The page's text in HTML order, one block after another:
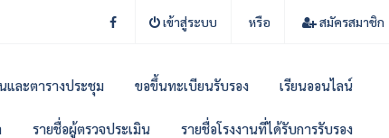
เข้าสู่ระบบ หรือ สมัครสมาชิก
และตารางประชุม ขอขึ้นทะเบียนรับรอง เรียนออนไลน์
รายชื่อผู้ตรวจประเมิน รายชื่อโรงงานที่ได้รับการรับรอง